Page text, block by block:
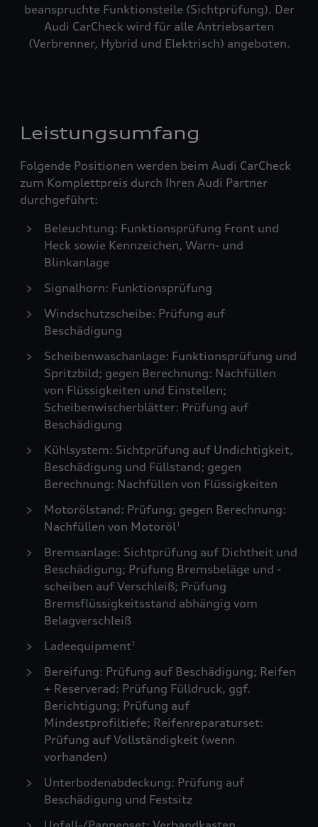
beanspruchte Funktionsteile (Sichtprüfung). Der
Audi CarCheck wird für alle Antriebsarten
(Verbrenner, Hybrid und Elektrisch) angeboten.
Leistungsumfang
Folgende Positionen werden beim Audi CarCheck
zum Komplettpreis durch Ihren Audi Partner
durchgeführt:
Beleuchtung: Funktionsprüfung Front und
Heck sowie Kennzeichen, Warn- und
Blinkanlage
Signalhorn: Funktionsprüfung
Windschutzscheibe: Prüfung auf
Beschädigung
Scheibenwaschanlage: Funktionsprüfung und
Spritzbild; gegen Berechnung: Nachfüllen
von Flüssigkeiten und Einstellen;
Scheibenwischerblätter: Prüfung auf
Beschädigung
Kühlsystem: Sichtprüfung auf Undichtigkeit,
Beschädigung und Füllstand; gegen
Berechnung: Nachfüllen von Flüssigkeiten
Motorölstand: Prüfung; gegen Berechnung:
Nachfüllen von Motoröl1
Bremsanlage: Sichtprüfung auf Dichtheit und
Beschädigung; Prüfung Bremsbeläge und -
scheiben auf Verschleiß; Prüfung
Bremsflüssigkeitsstand abhängig vom
Belagverschleiß
Ladeequipment1
Bereifung: Prüfung auf Beschädigung; Reifen
+ Reserverad: Prüfung Fülldruck, ggf.
Berichtigung; Prüfung auf
Mindestprofiltiefe; Reifenreparaturset:
Prüfung auf Vollständigkeit (wenn
vorhanden)
Unterbodenabdeckung: Prüfung auf
Beschädigung und Festsitz